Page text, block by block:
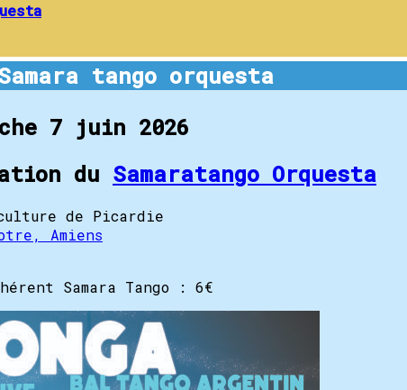
tango orquesta
7 juin 2026
du Samaratango Orquesta
de Picardie
Amiens
Samara Tango : 6€